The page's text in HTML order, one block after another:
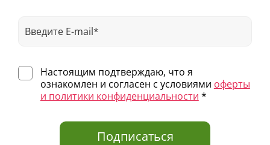
Настоящим подтверждаю, что я
ознакомлен и согласен с условиями оферты
и политики конфиденциальности *
Подписаться